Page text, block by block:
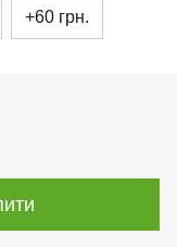
+60 грн.